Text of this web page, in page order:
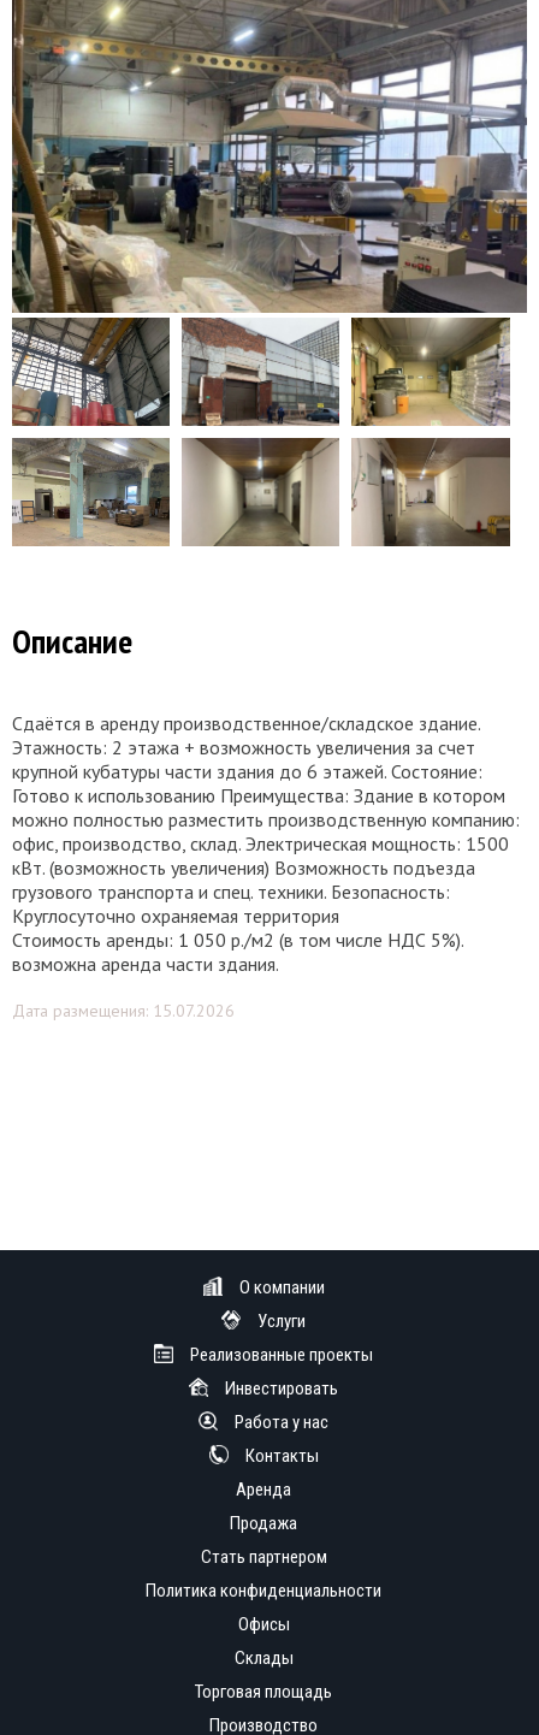
Описание
Сдаётся в аренду производственное/складское здание.
Этажность: 2 этажа + возможность увеличения за счет
крупной кубатуры части здания до 6 этажей. Состояние:
Готово к использованию Преимущества: Здание в котором
можно полностью разместить производственную компанию:
офис, производство, склад. Электрическая мощность: 1500
кВт. (возможность увеличения) Возможность подъезда
грузового транспорта и спец. техники. Безопасность:
Круглосуточно охраняемая территория
Стоимость аренды: 1 050 р./м2 (в том числе НДС 5%).
возможна аренда части здания.
Дата размещения: 15.07.2026
О компании
Услуги
Реализованные проекты
Инвестировать
Работа у нас
Контакты
Аренда
Продажа
Стать партнером
Политика конфиденциальности
Офисы
Склады
Торговая площадь
Производство